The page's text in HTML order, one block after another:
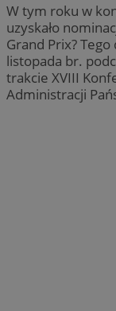
W tym roku w
uzyskało
Grand Prix?
listopada br.
trakcie XVIII
Administracji